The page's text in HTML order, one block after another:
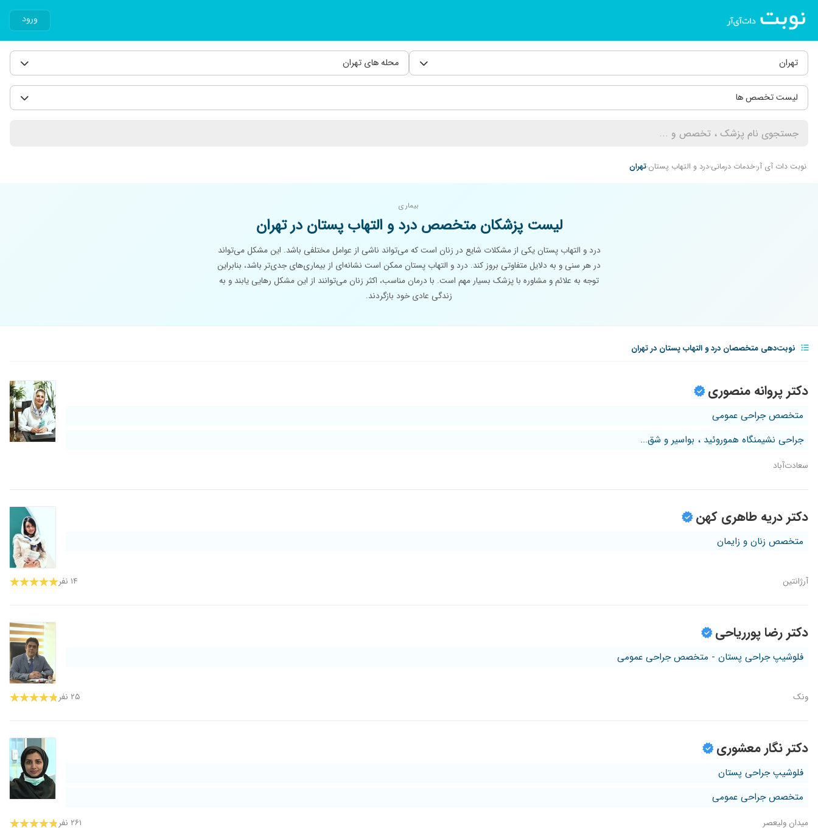
ورود
تهران محله های تهران
لیست تخصص ها
نوبت دات آی آرخدمات درمانی درد و التهاب پستان تهران
بیماری
لیست پزشکان متخصص درد و التهاب پستان در تهران
درد و التهاب پستان یکی از مشکلات شایع در زنان است که می‌تواند ناشی از عوامل مختلفی باشد. این مشکل می‌تواند
در هر سنی و به دلایل متفاوتی بروز کند. درد و التهاب پستان ممکن است نشانه‌ای از بیماری‌های جدی‌تر باشد، بنابراین
توجه به علائم و مشاوره با پزشک بسیار مهم است. با درمان مناسب، اکثر زنان می‌توانند از این مشکل رهایی یابند و به
زندگی عادی خود بازگردند.
نوبت‌دهی متخصصان درد و التهاب پستان در تهران
دکتر پروانه منصوری
متخصص جراحی عمومی
جراحی نشیمنگاه هموروئید ، بواسیر و شق...
سعادت‌آباد
دکتر دریه طاهری کهن
متخصص زنان و زایمان
آرژانتین ۱۴ نفر
دکتر رضا پورریاحی
فلوشیپ جراحی پستان - متخصص جراحی عمومی
ونک ۲۵ نفر
دکتر نگار معشوری
فلوشیپ جراحی پستان
متخصص جراحی عمومی
میدان ولیعصر ۲۶۱ نفر